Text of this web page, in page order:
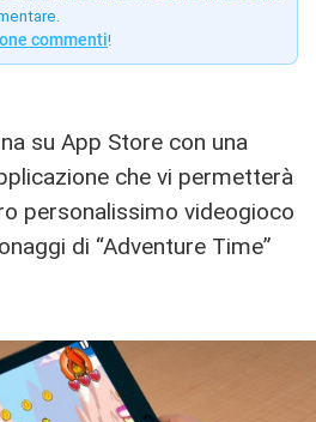
commenti!
su App Store con una
che vi permetterà
personalissimo videogioco
di “Adventure Time”